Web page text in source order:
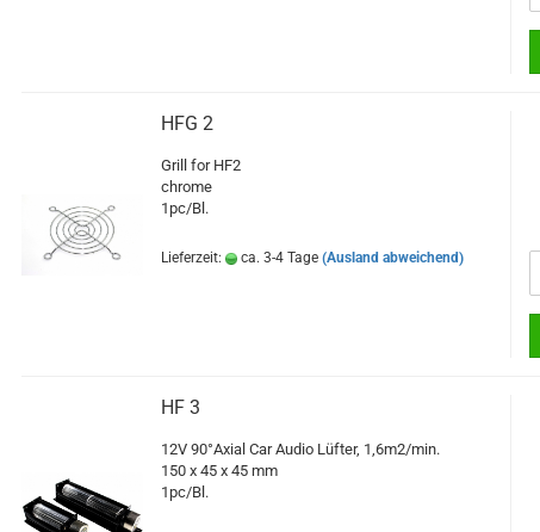
HFG 2
Grill for HF2
chrome
1pc/Bl.
Lieferzeit: ca. 3-4 Tage (Ausland abweichend)
HF 3
12V 90°Axial Car Audio Lüfter, 1,6m2/min.
150 x 45 x 45 mm
1pc/Bl.